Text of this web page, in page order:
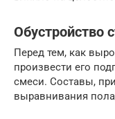
Обустройство
Перед тем, как
произвести его
смеси. Составы,
выравнивания